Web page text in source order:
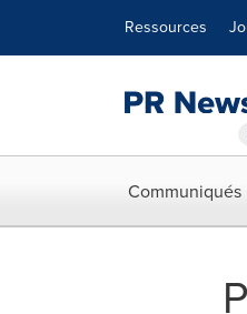
Ressources
Communiqués